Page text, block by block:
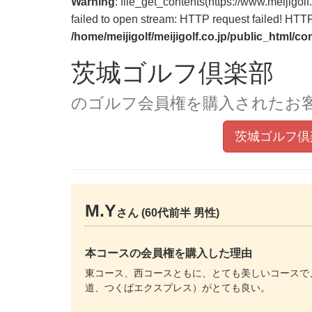
failed to open stream: HTTP request failed!
/home/meijigolf/meijigolf.co.jp/public_html/
茨城ゴルフ倶楽部
のゴルフ会員権を購入されたお
茨城ゴルフ
M.Yさん (60代前半 男性)
本コースの会員権を購入した理由
東コース、西コースともに、とても美しいコース
道、つくばエクスプレス）がとても良い。